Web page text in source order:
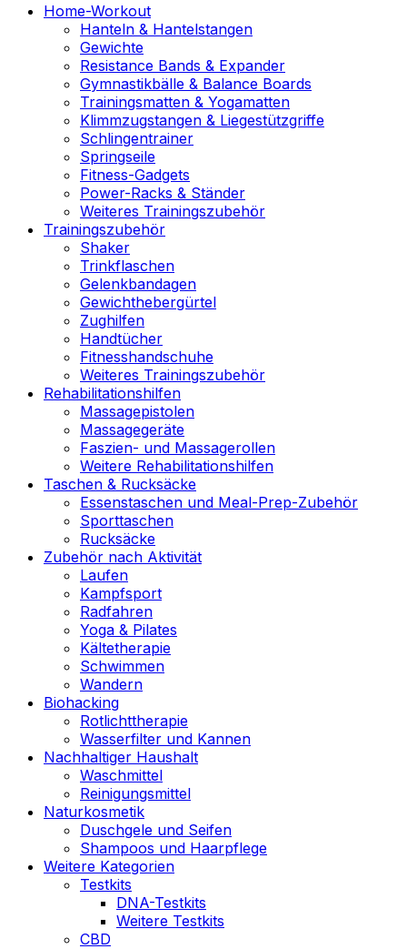
Home-Workout
Hanteln & Hantelstangen
Gewichte
Resistance Bands & Expander
Gymnastikbälle & Balance Boards
Trainingsmatten & Yogamatten
Klimmzugstangen & Liegestützgriffe
Schlingentrainer
Springseile
Fitness-Gadgets
Power-Racks & Ständer
Weiteres Trainingszubehör
Trainingszubehör
Shaker
Trinkflaschen
Gelenkbandagen
Gewichthebergürtel
Zughilfen
Handtücher
Fitnesshandschuhe
Weiteres Trainingszubehör
Rehabilitationshilfen
Massagepistolen
Massagegeräte
Faszien- und Massagerollen
Weitere Rehabilitationshilfen
Taschen & Rucksäcke
Essenstaschen und Meal-Prep-Zubehör
Sporttaschen
Rucksäcke
Zubehör nach Aktivität
Laufen
Kampfsport
Radfahren
Yoga & Pilates
Kältetherapie
Schwimmen
Wandern
Biohacking
Rotlichttherapie
Wasserfilter und Kannen
Nachhaltiger Haushalt
Waschmittel
Reinigungsmittel
Naturkosmetik
Duschgele und Seifen
Shampoos und Haarpflege
Weitere Kategorien
Testkits
DNA-Testkits
Weitere Testkits
CBD